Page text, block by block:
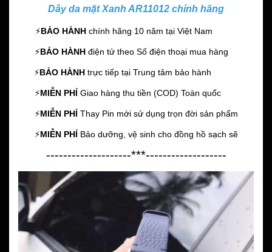
Dây da mặt Xanh AR11012 chính hãng
⚡️BẢO HÀNH chính hãng 10 năm tại Việt Nam
⚡️BẢO HÀNH điện tử theo Số điện thoại mua hàng
⚡️BẢO HÀNH trực tiếp tại Trung tâm bảo hành
⚡️MIỄN PHÍ Giao hàng thu tiền (COD) Toàn quốc
⚡️MIỄN PHÍ Thay Pin mới sử dụng trọn đời sản phẩm
⚡️MIỄN PHÍ Bảo dưỡng, vệ sinh cho đồng hồ sạch sẽ
--------------------***-------------------